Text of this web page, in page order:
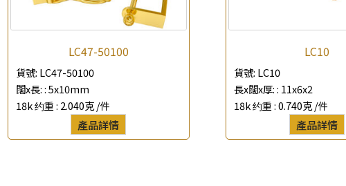
查詢以下產品
LC47-50100
貨號: LC47-50100
闊x長: :5x10mm
18k 约重 : 2.040克 /件
產品詳情
LC10
貨號: LC10
長x闊x厚: : 11x6x2
18k 约重 :0.740克 /件
產品詳情